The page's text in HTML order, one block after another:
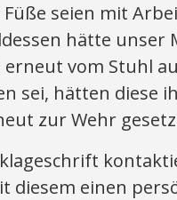
seien mit
hätte
vom Stuhl
sei, hätten diese
zur Wehr
diesem einen